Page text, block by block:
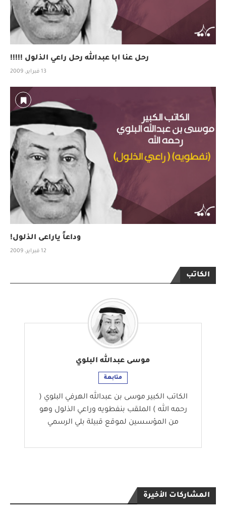
رحل عنا ابا عبدالله رحل راعي الذلول !!!!!
13 فبراير، 2009
وداعاً ياراعى الذلول!
12 فبراير، 2009
الكاتب
موسى عبدالله البلوي
متابعة
الكاتب الكبير موسى بن عبدالله الهرفي البلوي (
رحمه الله ) الملقب بنفطويه وراعي الذلول وهو
من المؤسسين لموقع قبيلة بلي الرسمي
المشاركات الأخيرة